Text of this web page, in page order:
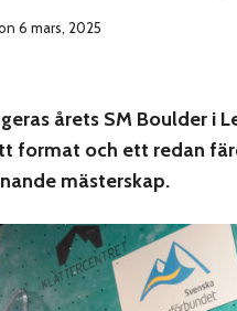
6 mars, 2025
årets SM Boulder i
format och ett redan
mästerskap.